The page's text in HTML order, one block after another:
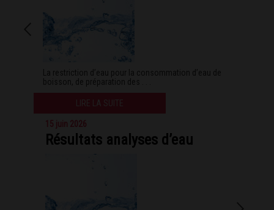
La restriction d’eau pour la consommation d’eau de
boisson, de préparation des . . .
LIRE LA SUITE
15 juin 2026
Résultats analyses d’eau